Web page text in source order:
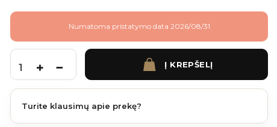
Numatoma pristatymo data 2026/08/31
produkto kiekis: Aliuminio tvoralentė Open 1780x100x21 mm RAL7016
Į KREPŠELĮ
Turite klausimų apie prekę?